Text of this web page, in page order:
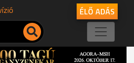
ÉLŐ ADÁS